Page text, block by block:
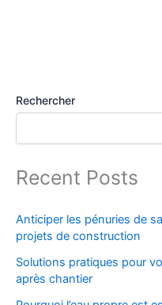
Rechercher
Recent Posts
Anticiper les pénuries de
projets de construction
Solutions pratiques pour
après chantier